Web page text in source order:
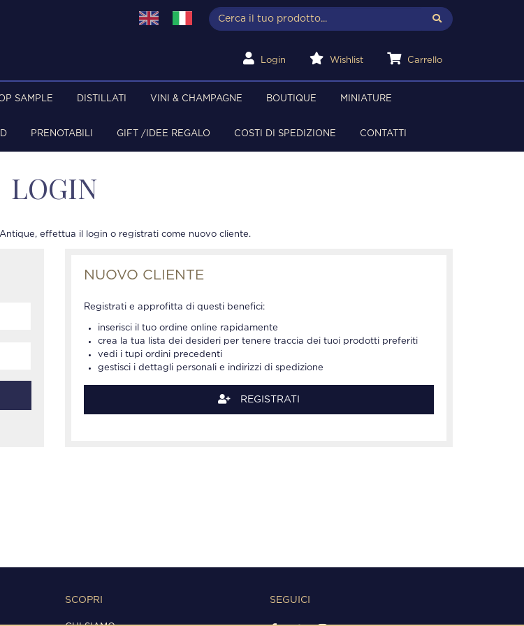
Login Wishlist Carrello
SAMPLE DISTILLATI VINI & CHAMPAGNE BOUTIQUE MINIATURE
PRENOTABILI GIFT /IDEE REGALO COSTI DI SPEDIZIONE CONTATTI
LOGIN
effettua il login o registrati come nuovo cliente.
NUOVO CLIENTE
Registrati e approfitta di questi benefici:
inserisci il tuo ordine online rapidamente
crea la tua lista dei desideri per tenere traccia dei tuoi prodotti preferiti
vedi i tupi ordini precedenti
gestisci i dettagli personali e indirizzi di spedizione
REGISTRATI
SCOPRI SEGUICI